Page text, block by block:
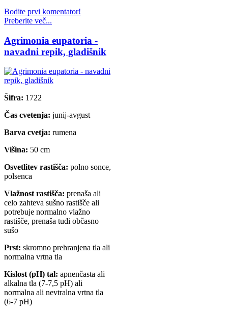
Bodite prvi komentator!
Preberite več...
Agrimonia eupatoria -
navadni repik, gladišnik
Šifra: 1722
Čas cvetenja: junij-avgust
Barva cvetja: rumena
Višina: 50 cm
Osvetlitev rastišča: polno sonce,
polsenca
Vlažnost rastišča: prenaša ali
celo zahteva sušno rastišče ali
potrebuje normalno vlažno
rastišče, prenaša tudi občasno
sušo
Prst: skromno prehranjena tla ali
normalna vrtna tla
Kislost (pH) tal: apnenčasta ali
alkalna tla (7-7,5 pH) ali
normalna ali nevtralna vrtna tla
(6-7 pH)